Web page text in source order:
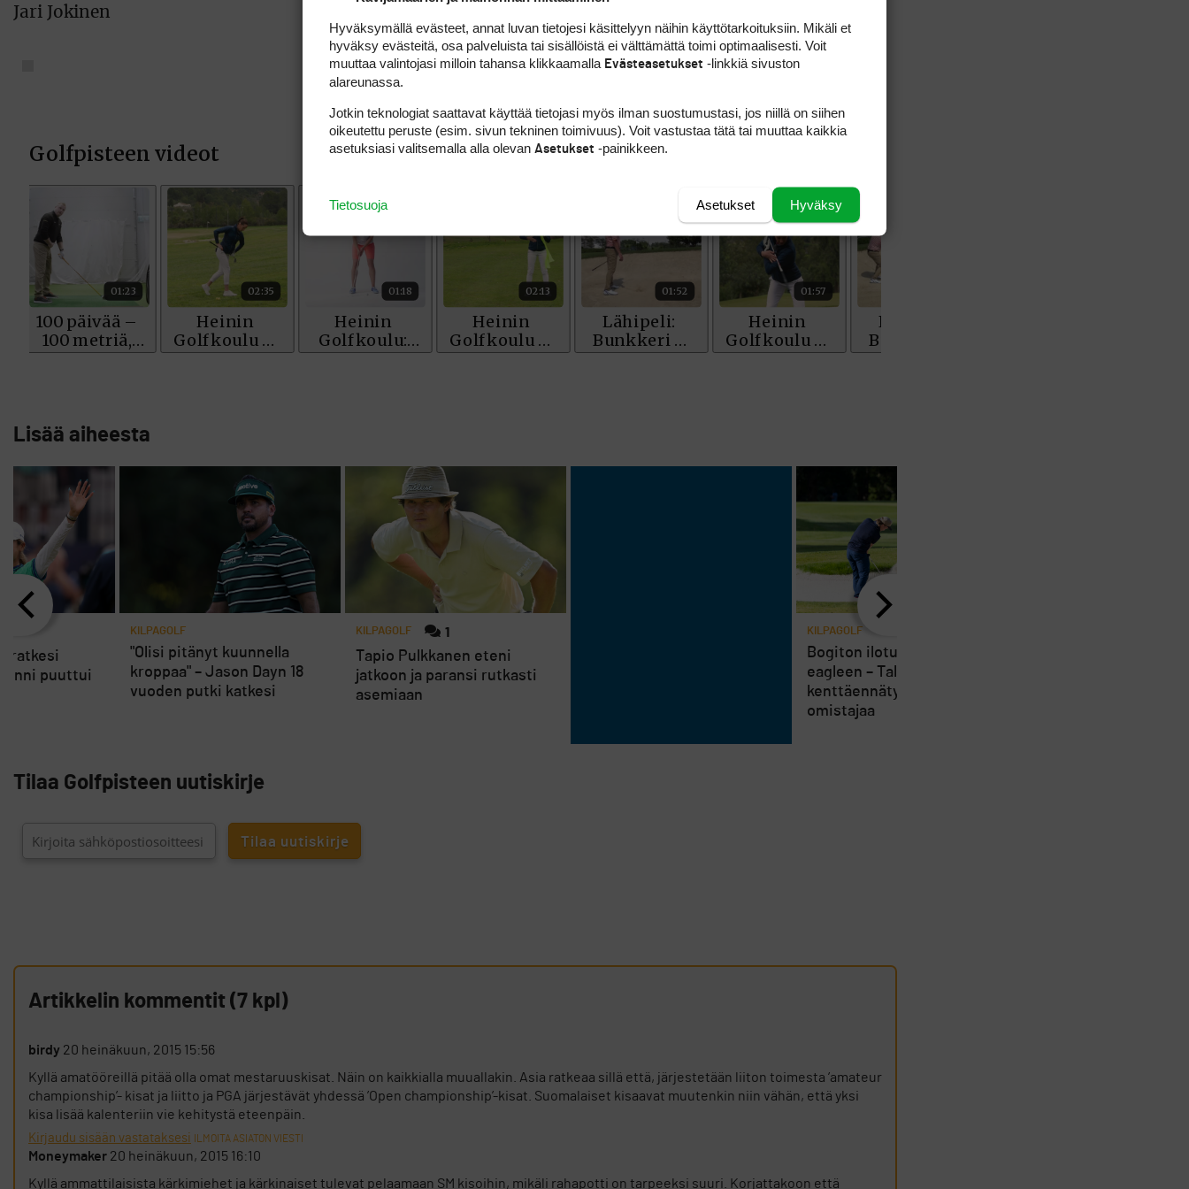
Jari Jokinen
Lisää aiheesta
KILPAGOLF 1
Tapio Pulkkanen eteni
jatkoon ja paransi rutkasti
asemiaan
KILPAGOLF
Bogiton ilotulitus päättyi
eagleen – Talin
kenttäennätys vaihtoi
omistajaa
ratkesi
puuttui
KILPAGOLF
"Olisi pitänyt kuunnella
kroppaa" – Jason Dayn 18
vuoden putki katkesi
Tilaa Golfpisteen uutiskirje
Artikkelin kommentit (7 kpl)
birdy 20 heinäkuun, 2015 15:56
Kyllä amatööreillä pitää olla omat mestaruuskisat. Näin on kaikkialla muuallakin. Asia ratkeaa sillä että, järjestetään liiton toimesta ’amateur
championship’- kisat ja liitto ja PGA järjestävät yhdessä ’Open championship’-kisat. Suomalaiset kisaavat muutenkin niin vähän, että yksi
kisa lisää kalenteriin vie kehitystä eteenpäin.
Kirjaudu sisään vastataksesi ILMOITA ASIATON VIESTI
Moneymaker 20 heinäkuun, 2015 16:10
Kyllä ammattilaisista kärkimiehet ja kärkinaiset tulevat pelaamaan SM kisoihin, mikäli rahapotti on tarpeeksi suuri. Korjattakoon että
Hyväksymällä evästeet, annat luvan tietojesi käsittelyyn näihin käyttötarkoituksiin. Mikäli et
hyväksy evästeitä, osa palveluista tai sisällöistä ei välttämättä toimi optimaalisesti. Voit
muuttaa valintojasi milloin tahansa klikkaamalla Evästeasetukset -linkkiä sivuston
alareunassa.
Jotkin teknologiat saattavat käyttää tietojasi myös ilman suostumustasi, jos niillä on siihen
oikeutettu peruste (esim. sivun tekninen toimivuus). Voit vastustaa tätä tai muuttaa kaikkia
asetuksiasi valitsemalla alla olevan Asetukset -painikkeen.
Hyväksy
Asetukset
Tietosuoja